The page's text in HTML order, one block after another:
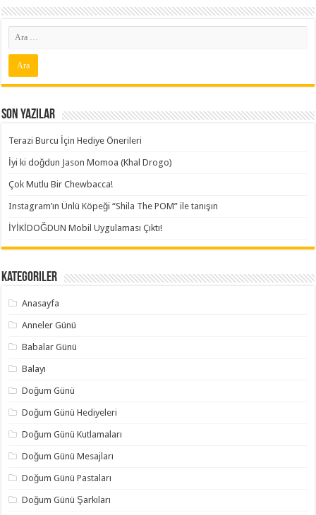
Son Yazılar
Terazi Burcu İçin Hediye Önerileri
İyi ki doğdun Jason Momoa (Khal Drogo)
Çok Mutlu Bir Chewbacca!
Instagram’ın Ünlü Köpeği “Shila The POM” ile tanışın
İYİKİDOĞDUN Mobil Uygulaması Çıktı!
Kategoriler
Anasayfa
Anneler Günü
Babalar Günü
Balayı
Doğum Günü
Doğum Günü Hediyeleri
Doğum Günü Kutlamaları
Doğum Günü Mesajları
Doğum Günü Pastaları
Doğum Günü Şarkıları